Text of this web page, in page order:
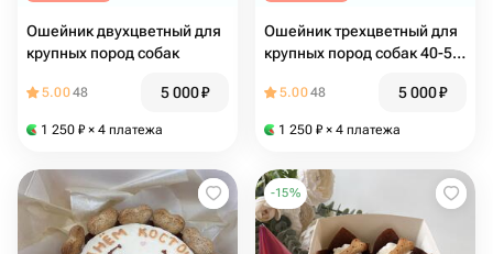
Ошейник двухцветный для
крупных пород собак
5.0048 5 000₽
1 250 ₽ × 4 платежа
Ошейник трехцветный для
крупных пород собак 40-55
5.0048 5 000₽
1 250 ₽ × 4 платежа
-15%